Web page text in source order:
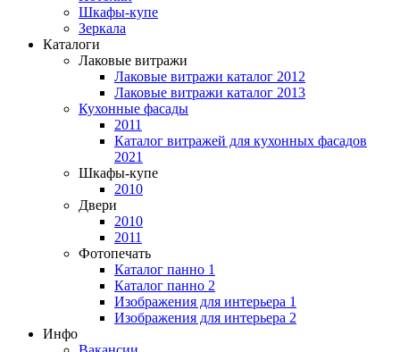
Шкафы-купе
Зеркала
Каталоги
Лаковые витражи
Лаковые витражи каталог 2012
Лаковые витражи каталог 2013
Кухонные фасады
2011
Каталог витражей для кухонных фасадов
2021
Шкафы-купе
2010
Двери
2010
2011
Фотопечать
Каталог панно 1
Каталог панно 2
Изображения для интерьера 1
Изображения для интерьера 2
Инфо